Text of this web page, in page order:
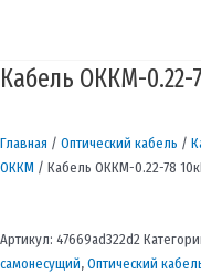
Кабель ОККМ-0.22-
Главная / Оптический кабель /
ОККМ / Кабель ОККМ-0.22-78
Артикул: 47669ad322d2
самонесущий,Оптический